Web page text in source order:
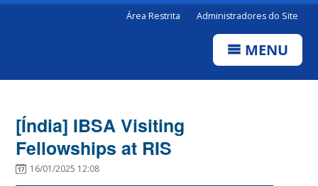
Área Restrita Administradores do Site
MENU
[Índia] IBSA Visiting
Fellowships at RIS
16/01/2025 12:08